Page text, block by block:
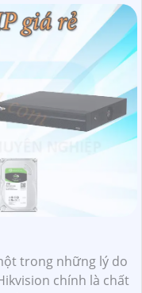
trong những lý do
chính là chất